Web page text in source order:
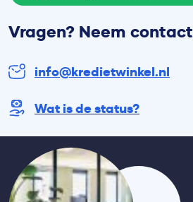
Vragen? Neem
info@kredietwinkel.nl
Wat is de status?